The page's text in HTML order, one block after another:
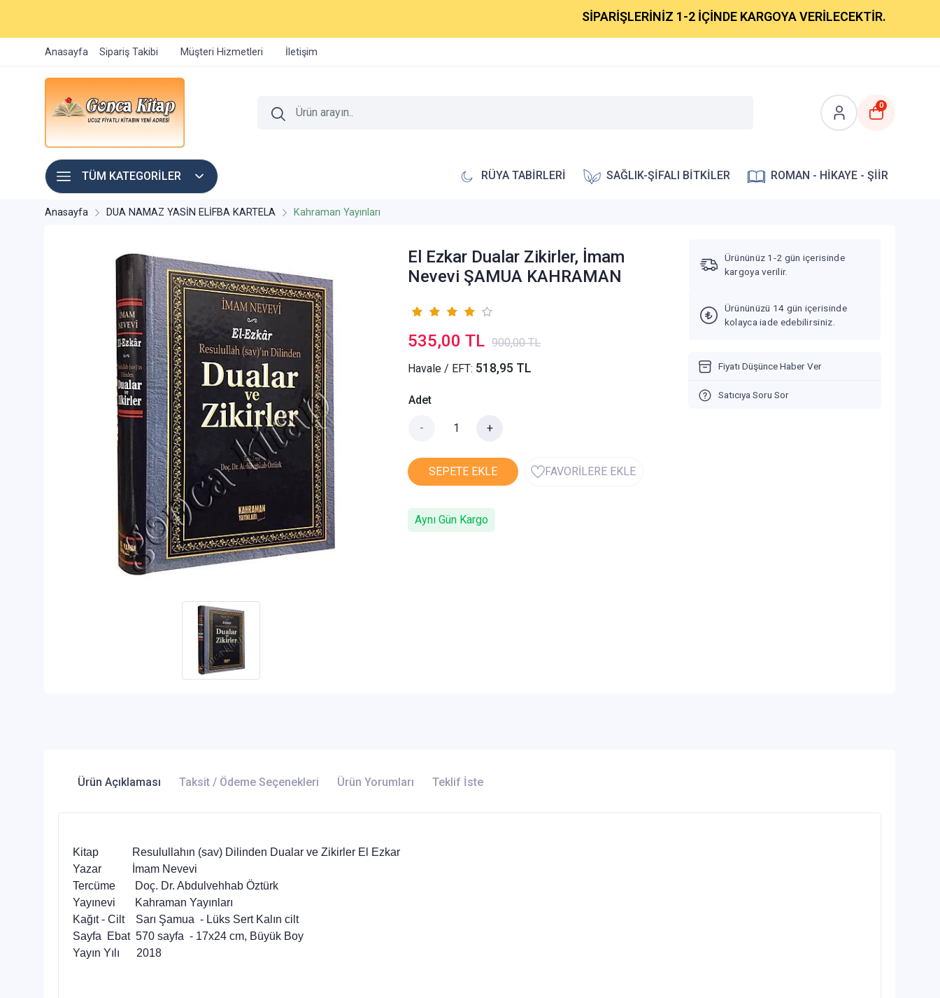
SİPARİŞLERİNİZ 1-2 İÇİNDE KARGOYA VERİLECEKTİR.
Anasayfa Sipariş Takibi Müşteri Hizmetleri İletişim
0
TÜM KATEGORİLER RÜYA TABİRLERİ SAĞLIK-ŞİFALI BİTKİLER ROMAN - HİKAYE - ŞİİR
Anasayfa DUA NAMAZ YASİN ELİFBA KARTELA Kahraman Yayınları
El Ezkar Dualar Zikirler, İmam
Nevevi ŞAMUA KAHRAMAN
535,00 TL 900,00 TL
Havale / EFT: 518,95 TL
Adet
- +
SEPETE EKLE FAVORİLERE EKLE
Aynı Gün Kargo
Ürününüz 1-2 gün içerisinde
kargoya verilir.
Ürününüzü 14 gün içerisinde
kolayca iade edebilirsiniz.
Fiyatı Düşünce Haber Ver
Satıcıya Soru Sor
Ürün Açıklaması Taksit / Ödeme Seçenekleri Ürün Yorumları Teklif İste
Kitap Resulullahın (sav) Dilinden Dualar ve Zikirler El Ezkar
Yazar İmam Nevevi
Tercüme Doç. Dr. Abdulvehhab Öztürk
Yayınevi Kahraman Yayınları
Kağıt - Cilt Sarı Şamua - Lüks Sert Kalın cilt
Sayfa Ebat 570 sayfa - 17x24 cm, Büyük Boy
Yayın Yılı 2018